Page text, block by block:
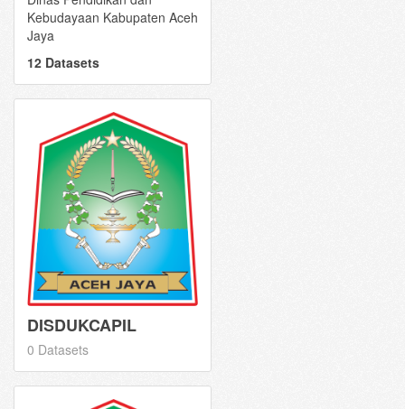
Kebudayaan Kabupaten Aceh
Jaya
12 Datasets
DISDUKCAPIL
0 Datasets